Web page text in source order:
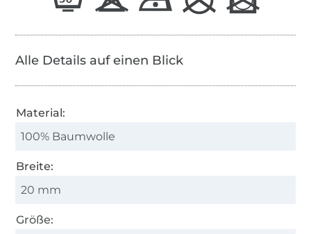
Alle Details auf einen Blick
Material:
100% Baumwolle
Breite:
20 mm
Größe: